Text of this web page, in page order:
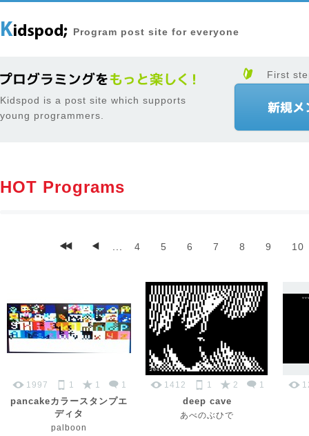
Program post site for everyone
Kidspod is a post site which supports
young programmers.
First
HOT Programs
4 5 6 7 8 9 10
1997 1 1 1
pancakeカラースタンプエ
ディタ
palboon
1412 1 2 1
deep cave
あべのぶひで